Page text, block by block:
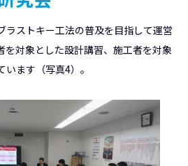
ラストキー工法の普及を目指して運営
を対象とした設計講習、施工者を対象
ます（写真4）。